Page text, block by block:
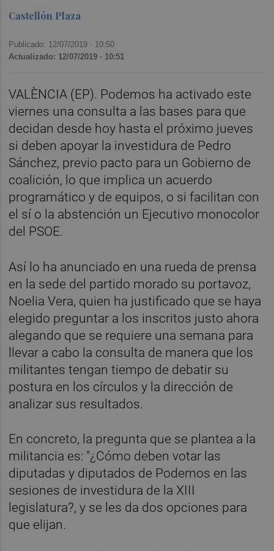
Castellón Plaza
Publicado: 12/07/2019 · 10:50
Actualizado: 12/07/2019 · 10:51
VALÈNCIA (EP). Podemos ha activado este
viernes una consulta a las bases para que
decidan desde hoy hasta el próximo jueves
si deben apoyar la investidura de Pedro
Sánchez, previo pacto para un Gobierno de
coalición, lo que implica un acuerdo
programático y de equipos, o si facilitan con
el sí o la abstención un Ejecutivo monocolor
del PSOE.
Así lo ha anunciado en una rueda de prensa
en la sede del partido morado su portavoz,
Noelia Vera, quien ha justificado que se haya
elegido preguntar a los inscritos justo ahora
alegando que se requiere una semana para
llevar a cabo la consulta de manera que los
militantes tengan tiempo de debatir su
postura en los círculos y la dirección de
analizar sus resultados.
En concreto, la pregunta que se plantea a la
militancia es: "¿Cómo deben votar las
diputadas y diputados de Podemos en las
sesiones de investidura de la XIII
legislatura?, y se les da dos opciones para
que elijan.